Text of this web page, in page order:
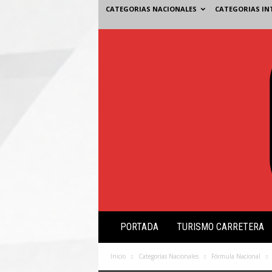
CATEGORIAS NACIONALES CATEGORIAS
s
ó
PORTADA TURISMO CARRETERA
Inicio Categorías Nacionales Fórmula Nacional